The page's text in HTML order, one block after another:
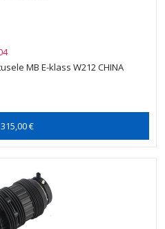
MB E-klass W212 CHINA
315,00 €